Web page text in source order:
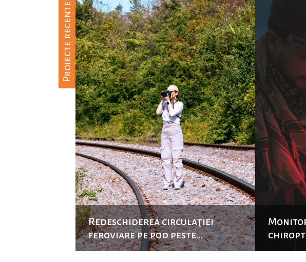
Redeschiderea circulaţiei
feroviare pe pod peste…
Proiecte recente